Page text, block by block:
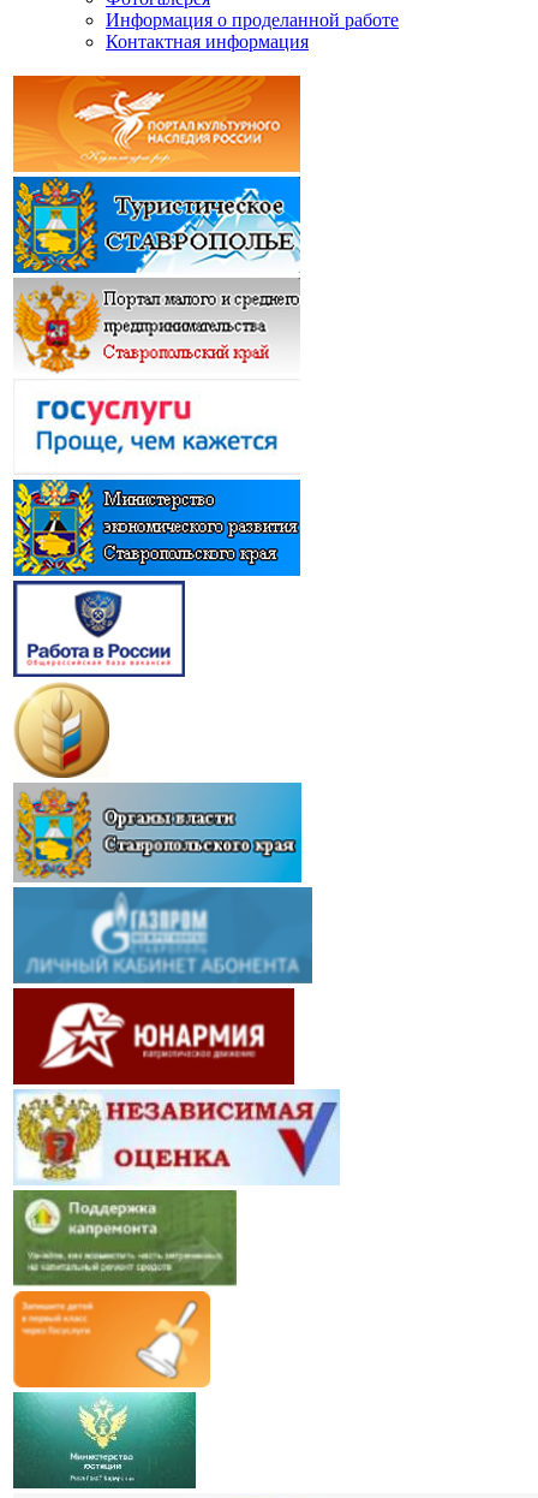
Информация о проделанной работе
Контактная информация